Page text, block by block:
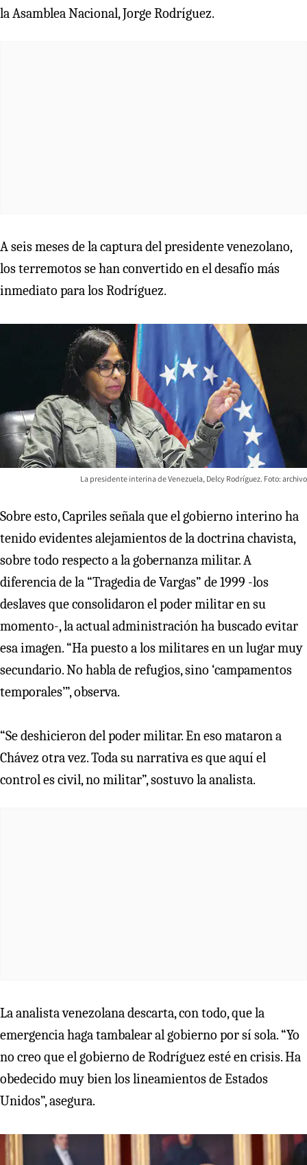
la Asamblea Nacional, Jorge Rodríguez.
A seis meses de la captura del presidente venezolano,
los terremotos se han convertido en el desafío más
inmediato para los Rodríguez.
La presidente interina de Venezuela, Delcy Rodríguez. Foto: archivo
Sobre esto, Capriles señala que el gobierno interino ha
tenido evidentes alejamientos de la doctrina chavista,
sobre todo respecto a la gobernanza militar. A
diferencia de la “Tragedia de Vargas” de 1999 -los
deslaves que consolidaron el poder militar en su
momento-, la actual administración ha buscado evitar
esa imagen. “Ha puesto a los militares en un lugar muy
secundario. No habla de refugios, sino ‘campamentos
temporales’”, observa.
“Se deshicieron del poder militar. En eso mataron a
Chávez otra vez. Toda su narrativa es que aquí el
control es civil, no militar”, sostuvo la analista.
La analista venezolana descarta, con todo, que la
emergencia haga tambalear al gobierno por sí sola. “Yo
no creo que el gobierno de Rodríguez esté en crisis. Ha
obedecido muy bien los lineamientos de Estados
Unidos”, asegura.